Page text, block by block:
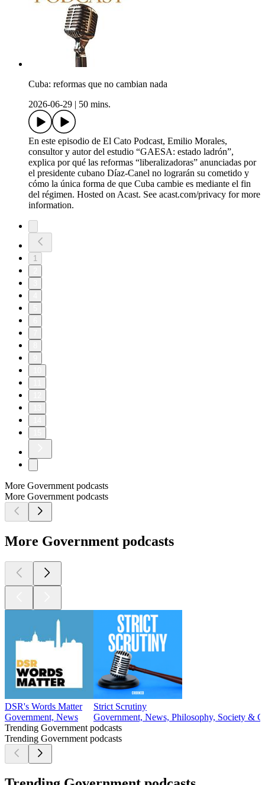
Cuba: reformas que no cambian nada
2026-06-29
50 mins.
En este episodio de El Cato Podcast, Emilio Morales,
consultor y autor del estudio “GAESA: estado ladrón”,
explica por qué las reformas “liberalizadoras” anunciadas por
el presidente cubano Díaz-Canel no lograrán su cometido y
cómo la única forma de que Cuba cambie es mediante el fin
del régimen. Hosted on Acast. See acast.com/privacy for more
information.
1
More Government podcasts
More Government podcasts
More Government podcasts
DSR's Words Matter
Government, News
Strict Scrutiny
Government, News, Philosophy, Society &
Trending Government podcasts
Trending Government podcasts